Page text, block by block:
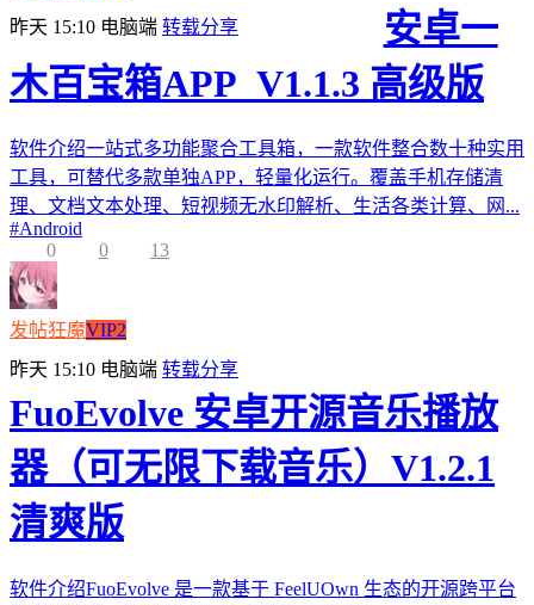
昨天 15:10 电脑端 转载分享
安卓一
木百宝箱APP_V1.1.3 高级版
软件介绍一站式多功能聚合工具箱，一款软件整合数十种实用
工具，可替代多款单独APP，轻量化运行。覆盖手机存储清
理、文档文本处理、短视频无水印解析、生活各类计算、网...
#Android
0
0 13
发帖狂魔VIP2
昨天 15:10 电脑端 转载分享
FuoEvolve 安卓开源音乐播放
器（可无限下载音乐）V1.2.1
清爽版
软件介绍FuoEvolve 是一款基于 FeelUOwn 生态的开源跨平台